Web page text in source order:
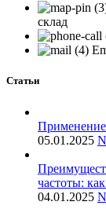
склад
Статьи
Применение
05.01.2025
частоты:
04.01.2025